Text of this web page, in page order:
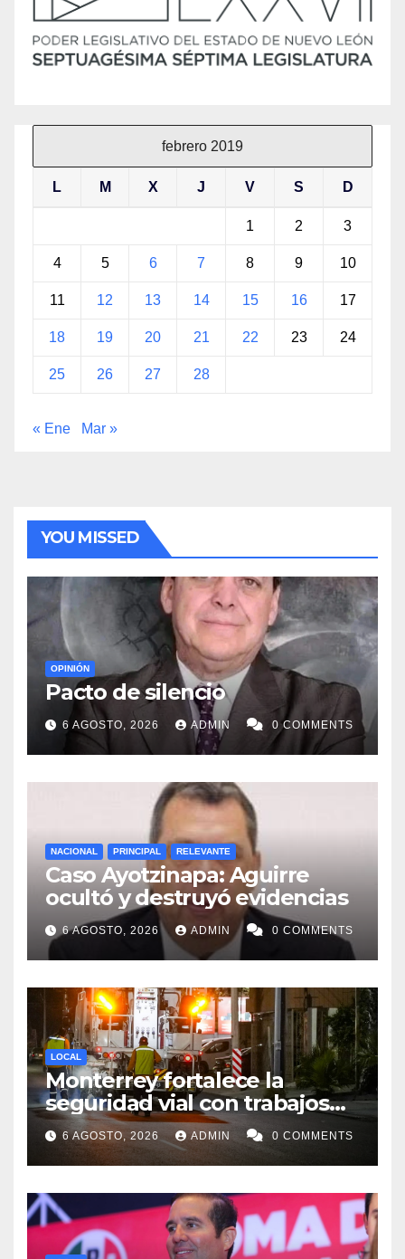
febrero 2019
L M X J V S D
1 2 3
4 5 6 7 8 9 10
11 12 13 14 15 16 17
18 19 20 21 22 23 24
25 26 27 28
« Ene Mar »
YOU MISSED
OPINIÓN
Pacto de silencio
6 AGOSTO, 2026 ADMIN 0 COMMENTS
NACIONAL PRINCIPAL RELEVANTE
Caso Ayotzinapa: Aguirre
ocultó y destruyó evidencias
6 AGOSTO, 2026 ADMIN 0 COMMENTS
LOCAL
Monterrey fortalece la
seguridad vial con trabajos
de delimitación de carriles en
Paseo de los Leones
6 AGOSTO, 2026 ADMIN 0 COMMENTS